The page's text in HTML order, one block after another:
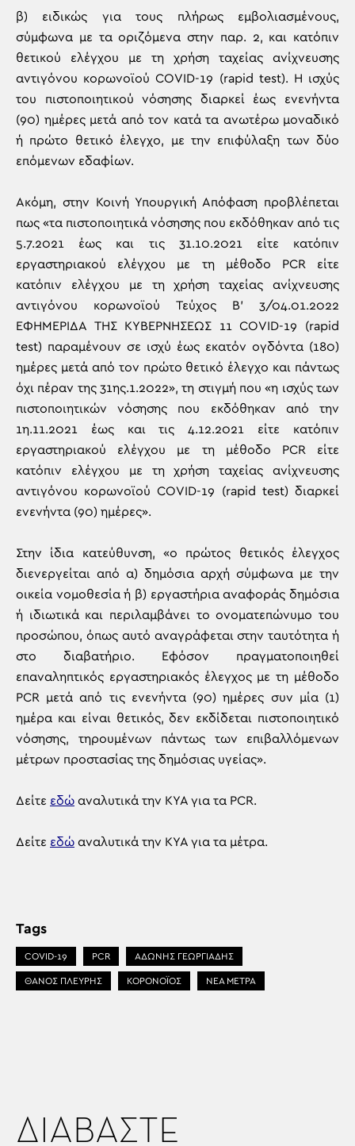
β) ειδικώς για τους πλήρως εμβολιασμένους,
σύμφωνα με τα οριζόμενα στην παρ. 2, και κατόπιν
θετικού ελέγχου με τη χρήση ταχείας ανίχνευσης
αντιγόνου κορωνοϊού COVID-19 (rapid test). Η ισχύς
του πιστοποιητικού νόσησης διαρκεί έως ενενήντα
(90) ημέρες μετά από τον κατά τα ανωτέρω μοναδικό
ή πρώτο θετικό έλεγχο, με την επιφύλαξη των δύο
επόμενων εδαφίων.
Ακόμη, στην Κοινή Υπουργική Απόφαση προβλέπεται
πως «τα πιστοποιητικά νόσησης που εκδόθηκαν από τις
5.7.2021 έως και τις 31.10.2021 είτε κατόπιν
εργαστηριακού ελέγχου με τη μέθοδο PCR είτε
κατόπιν ελέγχου με τη χρήση ταχείας ανίχνευσης
αντιγόνου κορωνοϊού Τεύχος B’ 3/04.01.2022
ΕΦΗΜΕΡΙ∆Α TΗΣ ΚΥΒΕΡΝΗΣΕΩΣ 11 COVID-19 (rapid
test) παραμένουν σε ισχύ έως εκατόν ογδόντα (180)
ημέρες μετά από τον πρώτο θετικό έλεγχο και πάντως
όχι πέραν της 31ης.1.2022», τη στιγμή που «η ισχύς των
πιστοποιητικών νόσησης που εκδόθηκαν από την
1η.11.2021 έως και τις 4.12.2021 είτε κατόπιν
εργαστηριακού ελέγχου με τη μέθοδο PCR είτε
κατόπιν ελέγχου με τη χρήση ταχείας ανίχνευσης
αντιγόνου κορωνοϊού COVID-19 (rapid test) διαρκεί
ενενήντα (90) ημέρες».
Στην ίδια κατεύθυνση, «ο πρώτος θετικός έλεγχος
διενεργείται από α) δημόσια αρχή σύμφωνα με την
οικεία νομοθεσία ή β) εργαστήρια αναφοράς δημόσια
ή ιδιωτικά και περιλαμβάνει το ονοματεπώνυμο του
προσώπου, όπως αυτό αναγράφεται στην ταυτότητα ή
στο διαβατήριο. Εφόσον πραγματοποιηθεί
επαναληπτικός εργαστηριακός έλεγχος με τη μέθοδο
PCR μετά από τις ενενήντα (90) ημέρες συν μία (1)
ημέρα και είναι θετικός, δεν εκδίδεται πιστοποιητικό
νόσησης, τηρουμένων πάντως των επιβαλλόμενων
μέτρων προστασίας της δημόσιας υγείας».
Δείτε εδώ αναλυτικά την ΚΥΑ για τα PCR.
Δείτε εδώ αναλυτικά την ΚΥΑ για τα μέτρα.
Tags
COVID-19 PCR ΑΔΩΝΗΣ ΓΕΩΡΓΙΑΔΗΣ
ΘΑΝΟΣ ΠΛΕΥΡΗΣ ΚΟΡΟΝΟΪΟΣ ΝΕΑ ΜΕΤΡΑ
ΔΙΑΒΑΣΤΕ